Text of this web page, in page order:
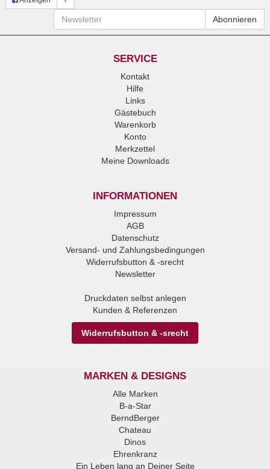
Newsletter Abonnieren
SERVICE
Kontakt
Hilfe
Links
Gästebuch
Warenkorb
Konto
Merkzettel
Meine Downloads
INFORMATIONEN
Impressum
AGB
Datenschutz
Versand- und Zahlungsbedingungen
Widerrufsbutton & -srecht
Newsletter
Druckdaten selbst anlegen
Kunden & Referenzen
Widerrufsbutton & -srecht
MARKEN & DESIGNS
Alle Marken
B-a-Star
BerndBerger
Chateau
Dinos
Ehrenkranz
Ein Leben lang an Deiner Seite